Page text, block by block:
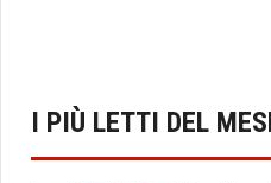
I PIÙ LETTI DEL